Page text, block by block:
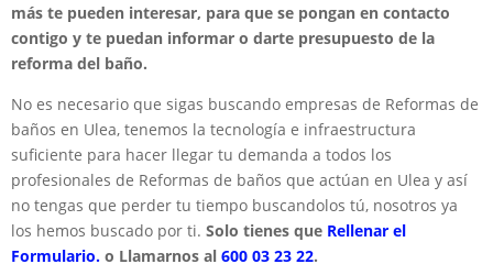
más te pueden interesar, para que se pongan en contacto
contigo y te puedan informar o darte presupuesto de la
reforma del baño.
No es necesario que sigas buscando empresas de Reformas de
baños en Ulea, tenemos la tecnología e infraestructura
suficiente para hacer llegar tu demanda a todos los
profesionales de Reformas de baños que actúan en Ulea y así
no tengas que perder tu tiempo buscandolos tú, nosotros ya
los hemos buscado por ti. Solo tienes que Rellenar el
Formulario. o Llamarnos al 600 03 23 22.